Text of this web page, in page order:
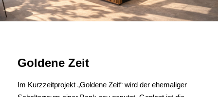
Goldene Zeit
Im Kurzzeitprojekt „Goldene Zeit“ wird der ehemaliger